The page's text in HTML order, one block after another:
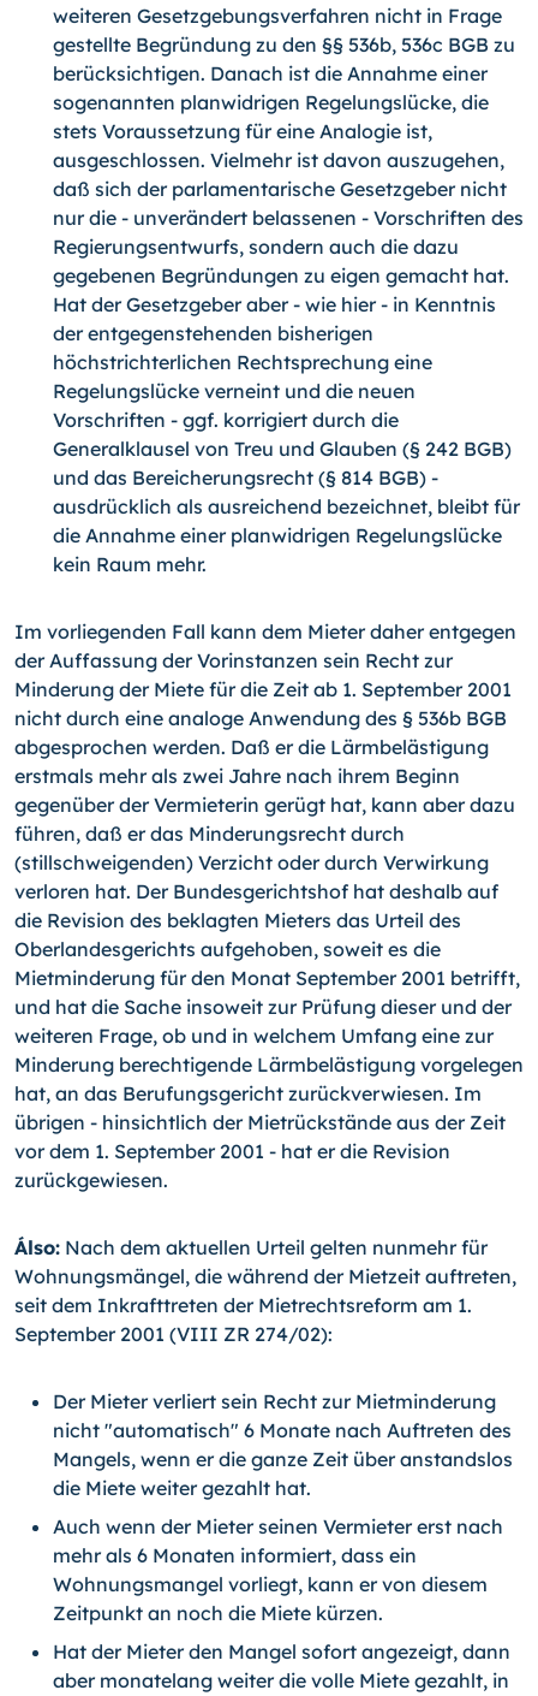
weiteren Gesetzgebungsverfahren nicht in Frage
gestellte Begründung zu den §§ 536b, 536c BGB zu
berücksichtigen. Danach ist die Annahme einer
sogenannten planwidrigen Regelungslücke, die
stets Voraussetzung für eine Analogie ist,
ausgeschlossen. Vielmehr ist davon auszugehen,
daß sich der parlamentarische Gesetzgeber nicht
nur die - unverändert belassenen - Vorschriften des
Regierungsentwurfs, sondern auch die dazu
gegebenen Begründungen zu eigen gemacht hat.
Hat der Gesetzgeber aber - wie hier - in Kenntnis
der entgegenstehenden bisherigen
höchstrichterlichen Rechtsprechung eine
Regelungslücke verneint und die neuen
Vorschriften - ggf. korrigiert durch die
Generalklausel von Treu und Glauben (§ 242 BGB)
und das Bereicherungsrecht (§ 814 BGB) -
ausdrücklich als ausreichend bezeichnet, bleibt für
die Annahme einer planwidrigen Regelungslücke
kein Raum mehr.
Im vorliegenden Fall kann dem Mieter daher entgegen
der Auffassung der Vorinstanzen sein Recht zur
Minderung der Miete für die Zeit ab 1. September 2001
nicht durch eine analoge Anwendung des § 536b BGB
abgesprochen werden. Daß er die Lärmbelästigung
erstmals mehr als zwei Jahre nach ihrem Beginn
gegenüber der Vermieterin gerügt hat, kann aber dazu
führen, daß er das Minderungsrecht durch
(stillschweigenden) Verzicht oder durch Verwirkung
verloren hat. Der Bundesgerichtshof hat deshalb auf
die Revision des beklagten Mieters das Urteil des
Oberlandesgerichts aufgehoben, soweit es die
Mietminderung für den Monat September 2001 betrifft,
und hat die Sache insoweit zur Prüfung dieser und der
weiteren Frage, ob und in welchem Umfang eine zur
Minderung berechtigende Lärmbelästigung vorgelegen
hat, an das Berufungsgericht zurückverwiesen. Im
übrigen - hinsichtlich der Mietrückstände aus der Zeit
vor dem 1. September 2001 - hat er die Revision
zurückgewiesen.
Álso: Nach dem aktuellen Urteil gelten nunmehr für
Wohnungsmängel, die während der Mietzeit auftreten,
seit dem Inkrafttreten der Mietrechtsreform am 1.
September 2001 (VIII ZR 274/02):
Der Mieter verliert sein Recht zur Mietminderung
nicht "automatisch" 6 Monate nach Auftreten des
Mangels, wenn er die ganze Zeit über anstandslos
die Miete weiter gezahlt hat.
Auch wenn der Mieter seinen Vermieter erst nach
mehr als 6 Monaten informiert, dass ein
Wohnungsmangel vorliegt, kann er von diesem
Zeitpunkt an noch die Miete kürzen.
Hat der Mieter den Mangel sofort angezeigt, dann
aber monatelang weiter die volle Miete gezahlt, in